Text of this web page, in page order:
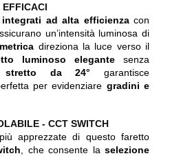
EFFICACI
integrati ad alta efficienzacon
un’intensità luminosa di
direziona la luce verso il
luminoso elegante senza
stretto da 24° garantisce
per evidenziare gradini e
- CCT SWITCH
apprezzate di questo faretto
, che consente laselezione